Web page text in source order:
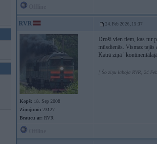
RVR 24. Feb 2026, 15:37
Kopš: 18. Sep 2008
Ziņojumi: 23127
Braucu ar: RVR
Droši vien tiem, kas tur
mūsdienās. Vismaz
Katrā ziņā
[ Šo ziņu laboja RVR, 24